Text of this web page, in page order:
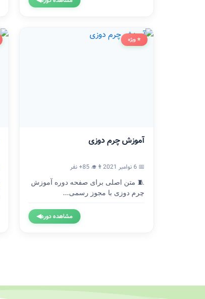
⭐ ویژه
آموزش چرم دوزی
📅 6 نوامبر 2021
👨‍🎓 85+ نفر
🧵 متن اصلی برای صفحه دوره آموزش
چرم دوزی با مجوز رسمی...
مشاهده دوره◀